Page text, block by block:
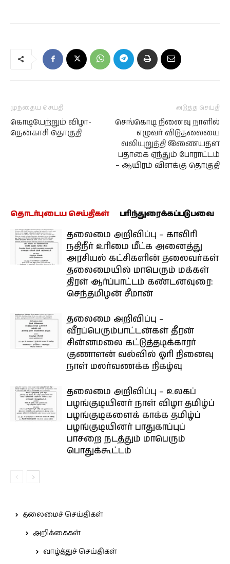
முந்தைய செய்தி
கொடியேற்றும் விழா-
தென்காசி தொகுதி
அடுத்த செய்தி
செங்கொடி நினைவு நாளில்
எழுவர் விடுதலையை
வலியுறுத்தி இணையதள
பதாகை ஏந்தும் போராட்டம்
– ஆயிரம் விளக்கு தொகுதி
தொடர்புடைய செய்திகள் பரிந்துரைக்கப்படுபவை
தலைமை அறிவிப்பு – காவிரி
நதிநீர் உரிமை மீட்க அனைத்து
அரசியல் கட்சிகளின் தலைவர்கள்
தலைமையில் மாபெரும் மக்கள்
திரள் ஆர்ப்பாட்டம் கண்டனவுரை:
செந்தமிழன் சீமான்
தலைமை அறிவிப்பு –
வீரப்பெரும்பாட்டன்கள் தீரன்
சின்னமலை கட்டுத்தடிக்காரர்
குணாளன் வல்வில் ஓரி நினைவு
நாள் மலர்வணக்க நிகழ்வு
தலைமை அறிவிப்பு – உலகப்
பழங்குடியினர் நாள் விழா தமிழ்ப்
பழங்குடிகளைக் காக்க தமிழ்ப்
பழங்குடியினர் பாதுகாப்புப்
பாசறை நடத்தும் மாபெரும்
பொதுக்கூட்டம்
தலைமைச் செய்திகள்
அறிக்கைகள்
வாழ்த்துச் செய்திகள்